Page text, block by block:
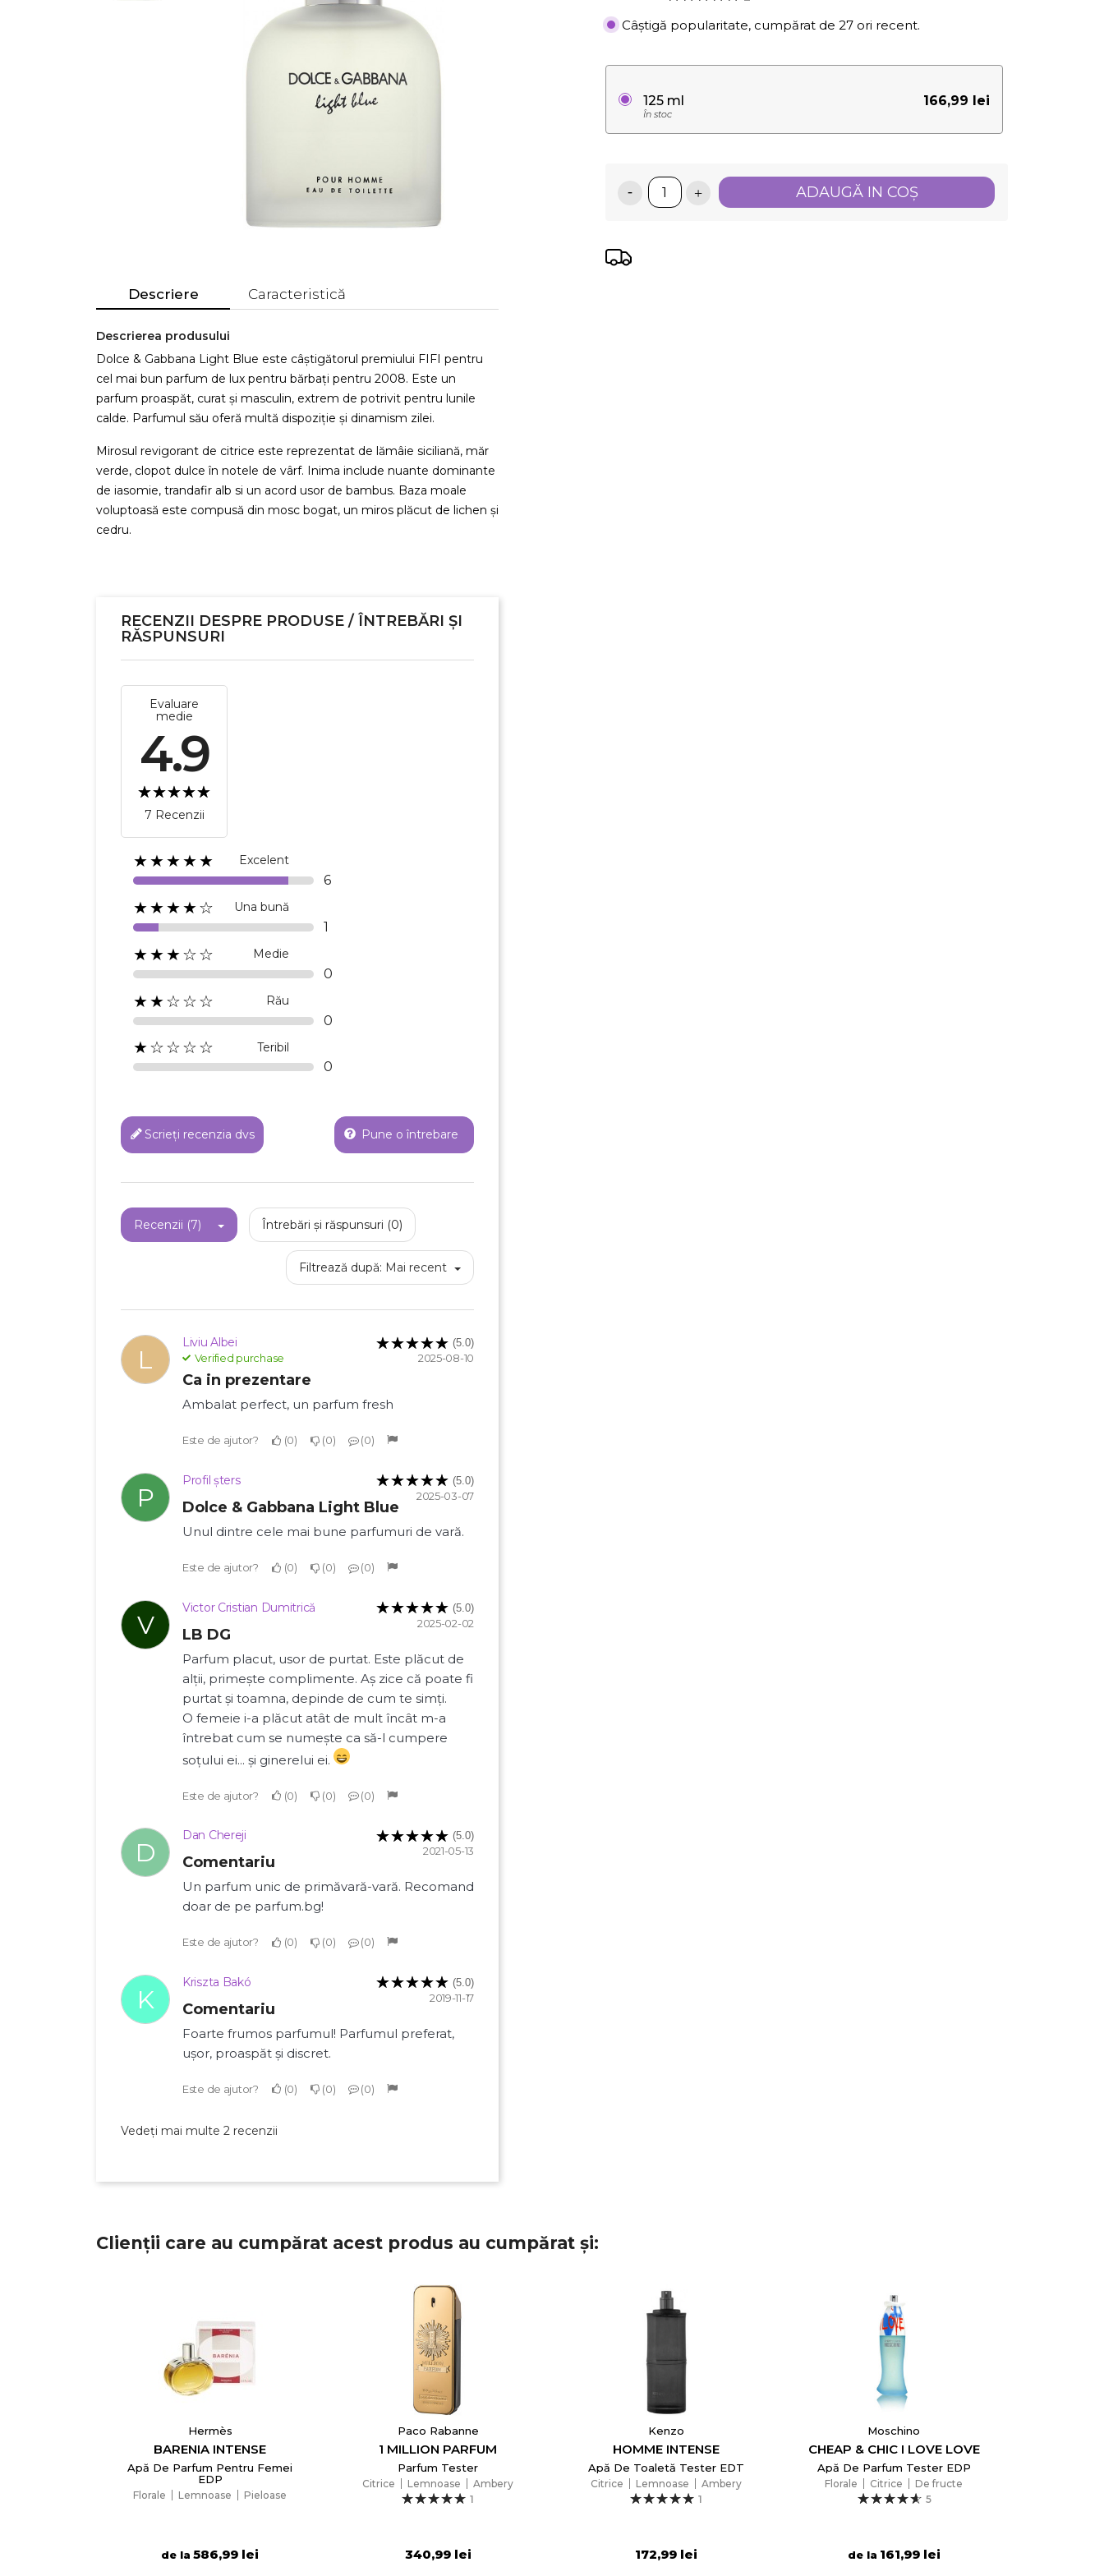
Descriere Caracteristică
Descrierea produsului
Dolce & Gabbana Light Blue este câștigătorul premiului FIFI pentru
cel mai bun parfum de lux pentru bărbați pentru 2008. Este un
parfum proaspăt, curat și masculin, extrem de potrivit pentru lunile
calde. Parfumul său oferă multă dispoziție și dinamism zilei.
Mirosul revigorant de citrice este reprezentat de lămâie siciliană, măr
verde, clopot dulce în notele de vârf. Inima include nuante dominante
de iasomie, trandafir alb si un acord usor de bambus. Baza moale
voluptoasă este compusă din mosc bogat, un miros plăcut de lichen și
cedru.
RECENZII DESPRE PRODUSE / ÎNTREBĂRI ȘI
RĂSPUNSURI
Evaluare
medie
4.9
7 Recenzii
★★★★★ Excelent
6
★★★★☆ Una bună
1
★★★☆☆ Medie
0
★★☆☆☆ Rău
0
★☆☆☆☆ Teribil
0
Scrieți recenzia dvs Pune o întrebare
Recenzii (7) Întrebări și răspunsuri (0)
Filtrează după: Mai recent
L
Liviu Albei
Verified purchase
(5.0)
2025-08-10
Ca in prezentare
Ambalat perfect, un parfum fresh
Este de ajutor? 0 0 0
P
Profil șters (5.0)
2025-03-07
Dolce & Gabbana Light Blue
Unul dintre cele mai bune parfumuri de vară.
Este de ajutor? 0 0 0
V
Victor Cristian Dumitrică (5.0)
2025-02-02
LB DG
Parfum placut, usor de purtat. Este plăcut de
alții, primește complimente. Aș zice că poate fi
purtat și toamna, depinde de cum te simți.
O femeie i-a plăcut atât de mult încât m-a
întrebat cum se numește ca să-l cumpere
soțului ei... și ginerelui ei.
Este de ajutor? 0 0 0
D
Dan Chereji (5.0)
2021-05-13
Comentariu
Un parfum unic de primăvară-vară. Recomand
doar de pe parfum.bg!
Este de ajutor? 0 0 0
K
Kriszta Bakó (5.0)
2019-11-17
Comentariu
Foarte frumos parfumul! Parfumul preferat,
ușor, proaspăt și discret.
Este de ajutor? 0 0 0
Vedeți mai multe 2 recenzii
Câștigă popularitate, cumpărat de 27 ori recent.
166,99 lei
125 ml
În stoc
ADAUGĂ IN COŞ
Clienții care au cumpărat acest produs au cumpărat și:
Hermès
BARENIA INTENSE
Apă De Parfum Pentru Femei
EDP
Florale Lemnoase Pieloase
de la 586,99 lei
Paco Rabanne
1 MILLION PARFUM
Parfum Tester
Citrice Lemnoase
Ambery
1
340,99 lei
Kenzo
HOMME INTENSE
Apă De Toaletă Tester EDT
Citrice Lemnoase
Ambery
1
172,99 lei
Moschino
CHEAP & CHIC I LOVE LOVE
Apă De Parfum Tester EDP
Florale Citrice
De fructe
5
de la 161,99 lei
Creeaza o lista de dorinte
Anuleaza